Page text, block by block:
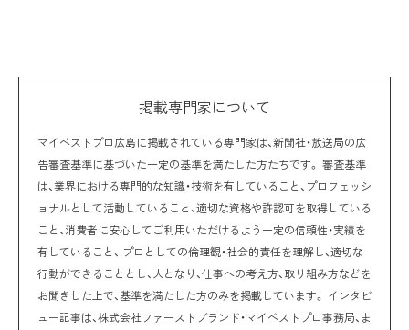
掲載専門家について
マイベストプロ広島に掲載されている専門家は、新聞社・放送局の広
告審査基準に基づいた一定の基準を満たした方たちです。 審査基準
は、業界における専門的な知識・技術を有していること、プロフェッシ
ョナルとして活動していること、適切な資格や許認可を取得している
こと、消費者に安心してご利用いただけるよう一定の信頼性・実績を
有していること、 プロとしての倫理観・社会的責任を理解し、適切な
行動ができることとし、人となり、仕事への考え方、取り組み方などを
お聞きした上で、基準を満たした方のみを掲載しています。 インタビ
ュー記事は、株式会社ファーストブランド・マイベストプロ事務局、ま